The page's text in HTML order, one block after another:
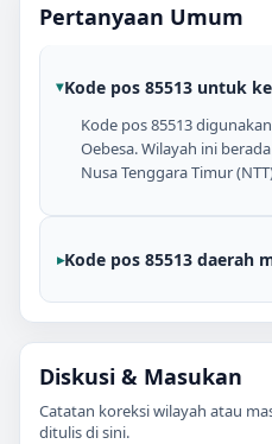
Pertanyaan Umum
Kode pos 85513 untuk
Kode pos 85513
Oebesa. Wilayah ini
Nusa Tenggara Timur
Kode pos 85513 daerah
Diskusi & Masukan
Catatan koreksi wilayah atau
ditulis di sini.